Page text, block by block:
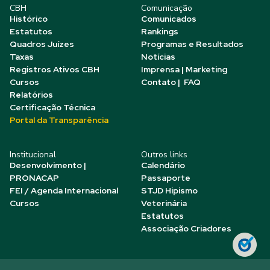
CBH
Histórico
Estatutos
Quadros Juízes
Taxas
Registros Ativos CBH
Cursos
Relatórios
Certificação Técnica
Portal da Transparência
Comunicação
Comunicados
Rankings
Programas e Resultados
Notícias
Imprensa | Marketing
Contato | FAQ
Institucional
Desenvolvimento |
PRONACAP
FEI / Agenda Internacional
Cursos
Outros links
Calendário
Passaporte
STJD Hipismo
Veterinária
Estatutos
Associação Criadores